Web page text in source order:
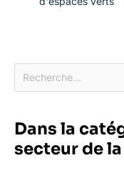
Dans la
secteur de